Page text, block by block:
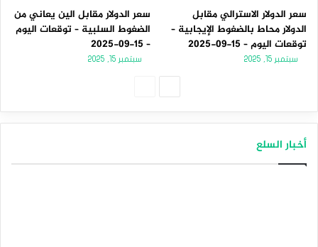
سعر الدولار الاسترالي مقابل
الدولار محاط بالضغوط الإيجابية –
توقعات اليوم – 15-09-2025
سبتمبر 15, 2025
سعر الدولار مقابل الين يعاني من
الضغوط السلبية – توقعات اليوم
– 15-09-2025
سبتمبر 15, 2025
أخبار السلع